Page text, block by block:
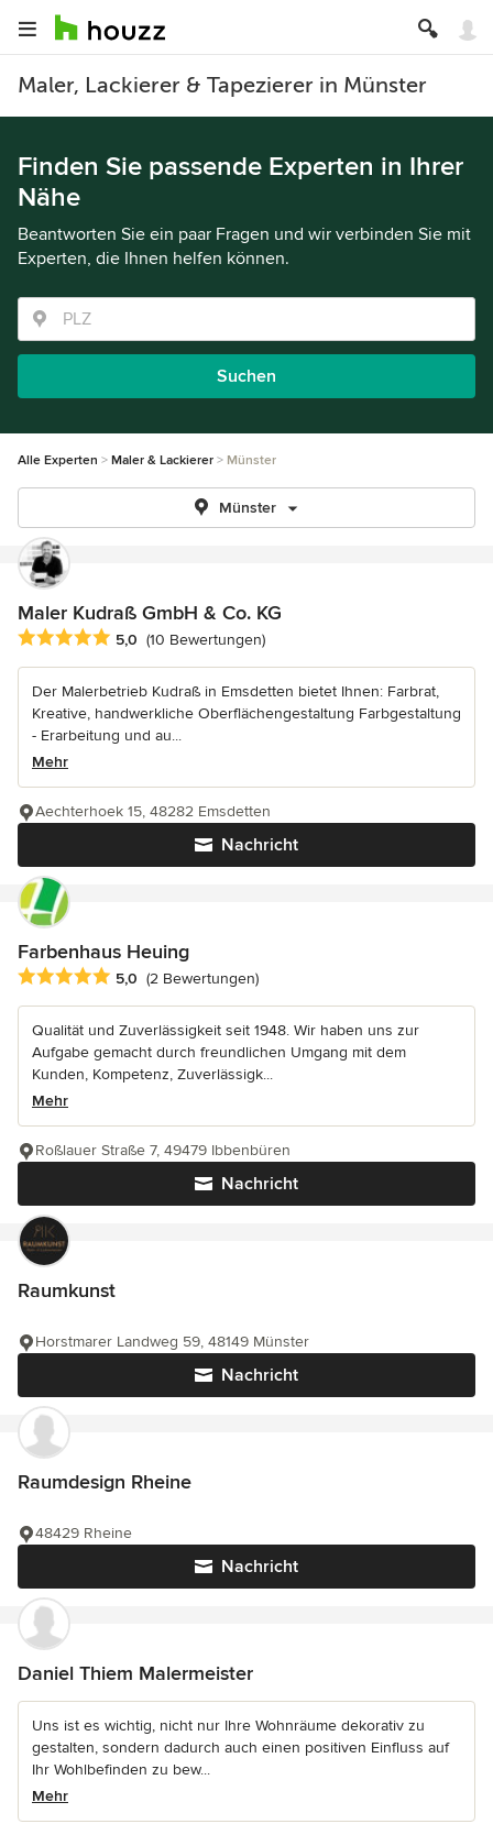
Maler, Lackierer & Tapezierer in Münster
Finden Sie passende Experten in Ihrer
Nähe
Beantworten Sie ein paar Fragen und wir verbinden Sie mit
Experten, die Ihnen helfen können.
Suchen
Alle Experten Maler & Lackierer Münster
Münster
Maler Kudraß GmbH & Co. KG
Durchschnittliche Bewertung: 5 von 5 Sternen
5,0 (10 Bewertungen)
Der Malerbetrieb Kudraß in Emsdetten bietet Ihnen: Farbrat,
Kreative, handwerkliche Oberflächengestaltung Farbgestaltung
- Erarbeitung und au...
Mehr
Nachricht
Aechterhoek 15, 48282 Emsdetten
Farbenhaus Heuing
Durchschnittliche Bewertung: 5 von 5 Sternen
5,0 (2 Bewertungen)
Qualität und Zuverlässigkeit seit 1948. Wir haben uns zur
Aufgabe gemacht durch freundlichen Umgang mit dem
Kunden, Kompetenz, Zuverlässigk...
Mehr
Nachricht
Roßlauer Straße 7, 49479 Ibbenbüren
Raumkunst
Nachricht
Horstmarer Landweg 59, 48149 Münster
Raumdesign Rheine
Nachricht
48429 Rheine
Daniel Thiem Malermeister
Uns ist es wichtig, nicht nur Ihre Wohnräume dekorativ zu
gestalten, sondern dadurch auch einen positiven Einfluss auf
Ihr Wohlbefinden zu bew...
Mehr